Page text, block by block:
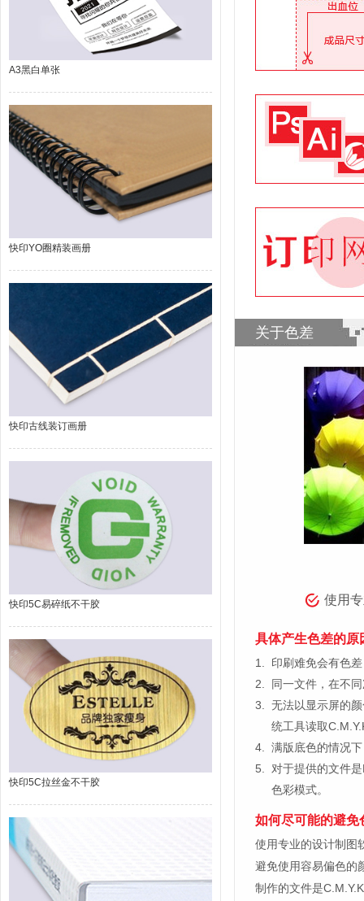
A3黑白单张
快印YO圈精装画册
快印古线装订画册
快印5C易碎纸不干胶
快印5C拉丝金不干胶
关于色差
使用
具体产生色差的原
1.
印刷难免会有色
2.
同一文件，在不
3.
无法以显示屏的
统工具读取
4.
满版底色的情况
5.
对于提供的文件
色彩模式。
如何尽可能的避免
使用专业的设计制图
避免使用容易偏色的
制作的文件是